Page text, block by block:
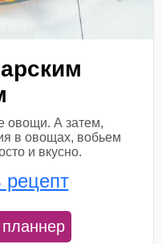
овощи. А затем,
в овощах, вобьем
и вкусно.
рецепт